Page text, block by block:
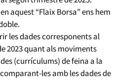
aquest “Flaix Borsa” ens hem
les dades corresponents al
2023 quant als moviments
(currículums) de feina a la
les amb les dades de